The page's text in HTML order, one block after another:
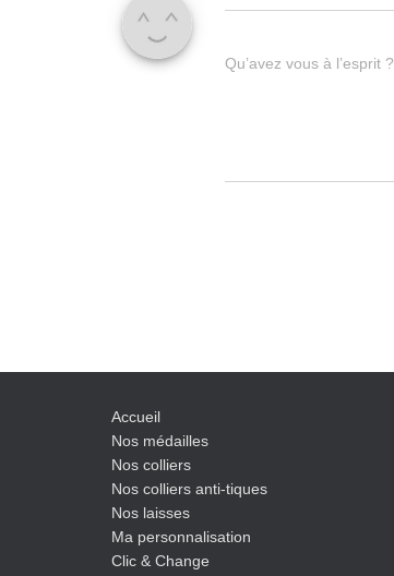
Qu’avez vous à l’esprit ?
Accueil
Nos médailles
Nos colliers
Nos colliers anti-tiques
Nos laisses
Ma personnalisation
Clic & Change